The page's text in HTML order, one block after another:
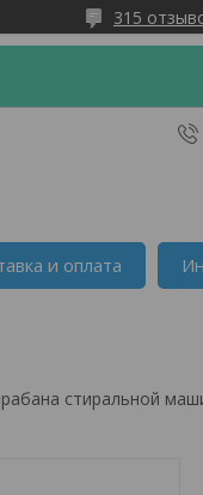
315
и оплата
стиральной